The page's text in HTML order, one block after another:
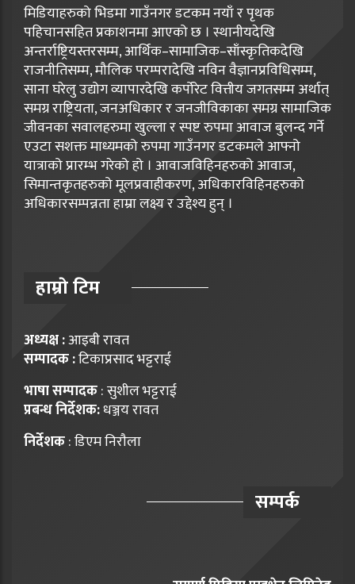
मिडियाहरुको भिडमा गाउँनगर डटकम नयाँ र पृथक
पहिचानसहित प्रकाशनमा आएको छ । स्थानीयदेखि
अन्तर्राष्ट्रियस्तरसम्म, आर्थिक–सामाजिक–साँस्कृतिकदेखि
राजनीतिसम्म, मौलिक परम्परादेखि नविन वैज्ञानप्रविधिसम्म,
साना घरेलु उद्योग व्यापारदेखि कर्पोरेट वित्तीय जगतसम्म अर्थात्
समग्र राष्ट्रियता, जनअधिकार र जनजीविकाका समग्र सामाजिक
जीवनका सवालहरुमा खुल्ला र स्पष्ट रुपमा आवाज बुलन्द गर्ने
एउटा सशक्त माध्यमको रुपमा गाउँनगर डटकमले आफ्नो
यात्राको प्रारम्भ गरेको हो । आवाजविहिनहरुको आवाज,
सिमान्तकृतहरुको मूलप्रवाहीकरण, अधिकारविहिनहरुको
अधिकारसम्पन्नता हाम्रा लक्ष्य र उद्देश्य हुन् ।
हाम्राे टिम
अध्यक्ष :आइबी रावत
सम्पादक :टिकाप्रसाद भट्टराई
भाषा सम्पादक: सुशील भट्टराई
प्रबन्ध निर्देशक:धञ्जय रावत
निर्देशक: डिएम निराैला
सम्पर्क